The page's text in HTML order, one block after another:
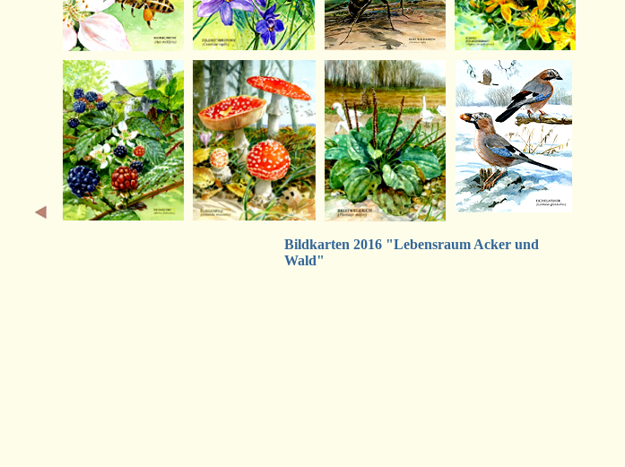
Bildkarten 2016 "Lebensraum Acker und
Wald"